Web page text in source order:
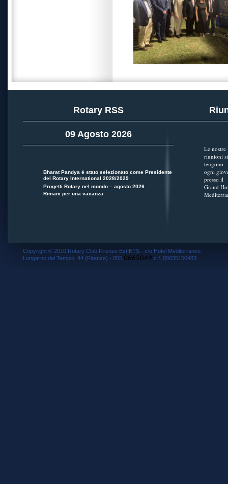
Rotary RSS
09 Agosto 2026
Bharat Pandya è stato selezionato come Presidente
del Rotary International 2028/2029
Progetti Rotary nel mondo – agosto 2026
Rimani per una vacanza
Le nostre
riunioni si
tengono
ogni
presso il
Grand
Copyright © 2010 Rotary Club Firenze Est ETS - c/o Hotel Mediterraneo
Lungarno del Tempio, 44 (Firenze) - 055. 0665049 c.f. 80035150483